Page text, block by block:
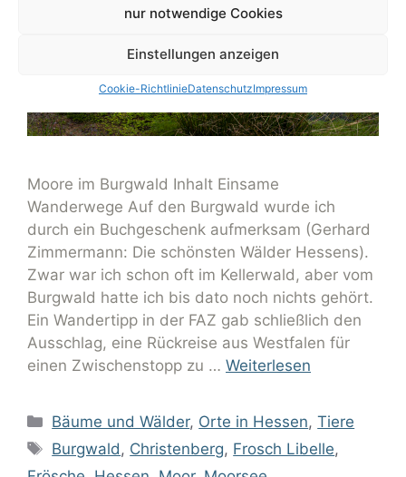
nur notwendige Cookies
Einstellungen anzeigen
Cookie-RichtlinieDatenschutzImpressum
Moore im Burgwald Inhalt Einsame
Wanderwege Auf den Burgwald wurde ich
durch ein Buchgeschenk aufmerksam (Gerhard
Zimmermann: Die schönsten Wälder Hessens).
Zwar war ich schon oft im Kellerwald, aber vom
Burgwald hatte ich bis dato noch nichts gehört.
Ein Wandertipp in der FAZ gab schließlich den
Ausschlag, eine Rückreise aus Westfalen für
einen Zwischenstopp zu … Weiterlesen
Bäume und Wälder, Orte in Hessen,Tiere
Burgwald , Christenberg, Frosch Libelle,